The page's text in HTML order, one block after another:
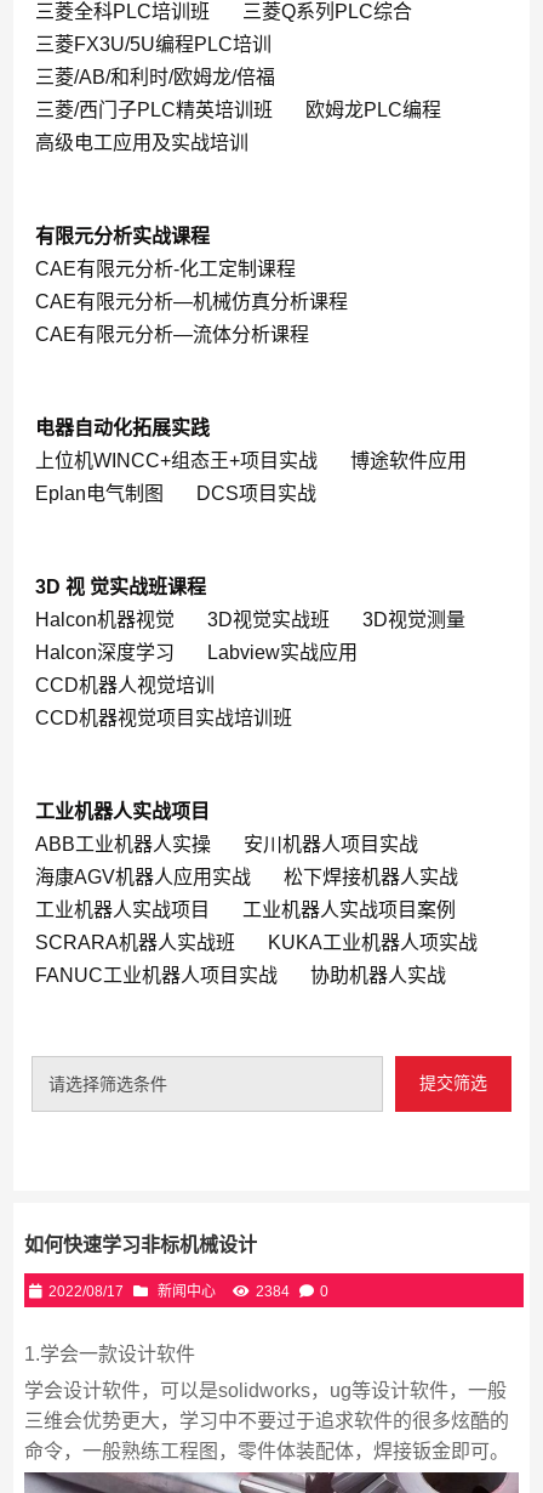
三菱全科PLC培训班
三菱Q系列PLC综合
三菱FX3U/5U编程PLC培训
三菱/AB/和利时/欧姆龙/倍福
三菱/西门子PLC精英培训班
欧姆龙PLC编程
高级电工应用及实战培训
有限元分析实战课程
CAE有限元分析-化工定制课程
CAE有限元分析—机械仿真分析课程
CAE有限元分析—流体分析课程
电器自动化拓展实践
上位机WINCC+组态王+项目实战
博途软件应用
Eplan电气制图
DCS项目实战
3D 视 觉实战班课程
Halcon机器视觉
3D视觉实战班
3D视觉测量
Halcon深度学习
Labview实战应用
CCD机器人视觉培训
CCD机器视觉项目实战培训班
工业机器人实战项目
ABB工业机器人实操
安川机器人项目实战
海康AGV机器人应用实战
松下焊接机器人实战
工业机器人实战项目
工业机器人实战项目案例
SCRARA机器人实战班
KUKA工业机器人项实战
FANUC工业机器人项目实战
协助机器人实战
请选择筛选条件 提交筛选
如何快速学习非标机械设计
2022/08/17 新闻中心 2384 0
1.学会一款设计软件
学会设计软件，可以是solidworks，ug等设计软件，一般
三维会优势更大，学习中不要过于追求软件的很多炫酷的
命令，一般熟练工程图，零件体装配体，焊接钣金即可。